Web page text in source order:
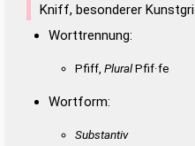
Kniff, besonderer
Worttrennung:
Pfiff, PluralPfif·fe
Wortform:
Substantiv